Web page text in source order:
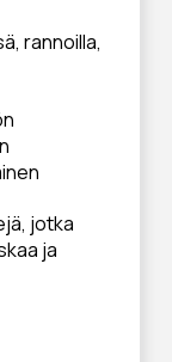
rannoilla,
jotka
ja